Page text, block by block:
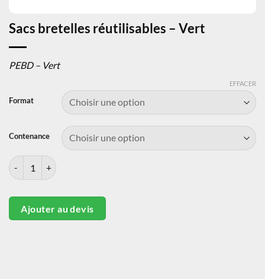
Sacs bretelles réutilisables – Vert
PEBD – Vert
Format
Contenance
EFFACER
quantité de Sacs bretelles réutilisables - Vert
Ajouter au devis